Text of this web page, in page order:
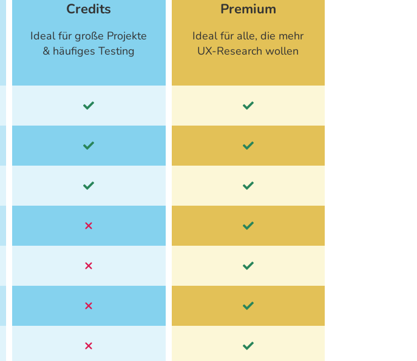
Credits
Ideal für große Projekte
& häufiges Testing
Premium
Ideal für alle, die mehr
UX-Research wollen